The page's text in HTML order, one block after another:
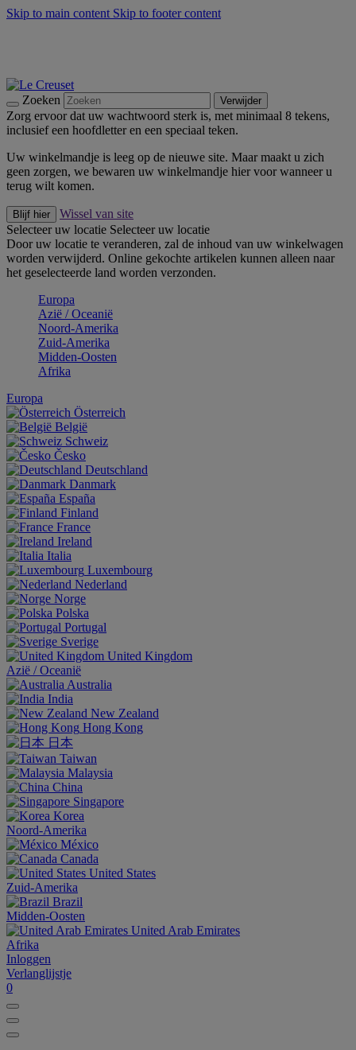
Skip to main content Skip to footer content
Zoeken Verwijder
Zorg ervoor dat uw wachtwoord sterk is, met minimaal 8 tekens,
inclusief een hoofdletter en een speciaal teken.
Uw winkelmandje is leeg op de nieuwe site. Maar maakt u zich
geen zorgen, we bewaren uw winkelmandje hier voor wanneer u
terug wilt komen.
Blijf hier
Wissel van site
Selecteer uw locatie Selecteer uw locatie
Door uw locatie te veranderen, zal de inhoud van uw winkelwagen
worden verwijderd. Online gekochte artikelen kunnen alleen naar
het geselecteerde land worden verzonden.
Europa
Aziё / Oceaniё
Noord-Amerika
Zuid-Amerika
Midden-Oosten
Afrika
Europa
Österreich
België
Schweiz
Česko
Deutschland
Danmark
España
Finland
France
Ireland
Italia
Luxembourg
Nederland
Norge
Polska
Portugal
Sverige
United Kingdom
Aziё / Oceaniё
Australia
India
New Zealand
Hong Kong
日本
Taiwan
Malaysia
China
Singapore
Korea
Noord-Amerika
México
Canada
United States
Zuid-Amerika
Brazil
Midden-Oosten
United Arab Emirates
Afrika
Inloggen
Verlanglijstje
0